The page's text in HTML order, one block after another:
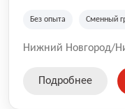
Без опыта Сменный
Нижний Новгород/
Подробнее